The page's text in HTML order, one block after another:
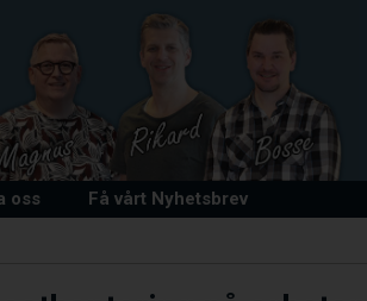
oss Få vårt Nyhetsbrev